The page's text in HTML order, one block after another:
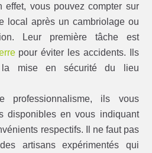
effet, vous pouvez compter sur
local après un cambriolage ou
Leur première tâche est
pour éviter les accidents. Ils
la mise en sécurité du lieu
professionnalisme, ils vous
disponibles en vous indiquant
respectifs. Il ne faut pas
artisans expérimentés qui